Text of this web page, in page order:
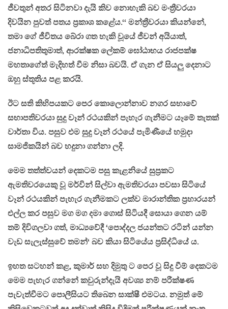
ජීවතුන් අතර සිටිනවා දැයි කිව නොහැකි බව මංත්‍රීවරයා
දිවයින පුවත් පතය ප්‍රකාශ කළේය.‘‘ මන්ත්‍රීවරයා කියන්නේ,
තමා ගේ ජීවිතය බේරා ගත හැකි වූයේ ජීවන් අයියාත්,
ජනාධිපතිතුමාත්, ආරක්ෂක ලේකම් ඝෝඨාභය රාජපක්ෂ
මහතාගේත් මැදිහත් වීම නිසා බවයි. ඒ ගැන ඒ සියලු දෙනාට
ඔහු ස්තූතිය පළ කරයි.
ඊට සති කිහිපයකට පෙර කොලොන්නාව නගර සභාවේ
සභාපතිවරයා සුදු වෑන් රථයකින් පැහැර ගැනීමට යෑමේ තැතක්
වාර්තා විය. පසුව එම සුදු වෑන් රථයේ පැමිණීයේ හමුදා
සාමජිකයින් බව හදුනා ගන්නා ලදි.
මෙම තත්ත්වයන් දෙකටම පසු කැළනියේ සුප්‍රකට
ඇමතිවරයෙකු වූ මර්වින් සිල්වා ඇමතිවරයා පවසා සිටියේ
වෑන් රථයකින් පැහැර ගැනීමකට ලක්ව මාරාන්තික ප්‍රහාරයන්
එල්ල කර පසුව මග මග දමා ගොස් සිටියදී සොයා ගෙන යම්
තම් දිවිගලවා ගත්, මාධ්‍යවේදී ‘පොද්දල ජයන්තට රටින් යන්න
වැඩ සැලැස්සුවේ තමන්‘ බව කියා සිටියේය ප්‍රසිද්ධියේ ය.
ඉහත සටහන් කළ, කුමාර් සහ දිමුතු ට පෙර වූ සිදු වීම් දෙකටම
මෙම පැහැර ගන්නේ කවුරුන්දැයි අවශ්‍ය නම් පරීක්ෂණ
පැවැත්වීමට පොලීසියට තිබෙන සාක්ෂී එමටය. නමුත් මේ